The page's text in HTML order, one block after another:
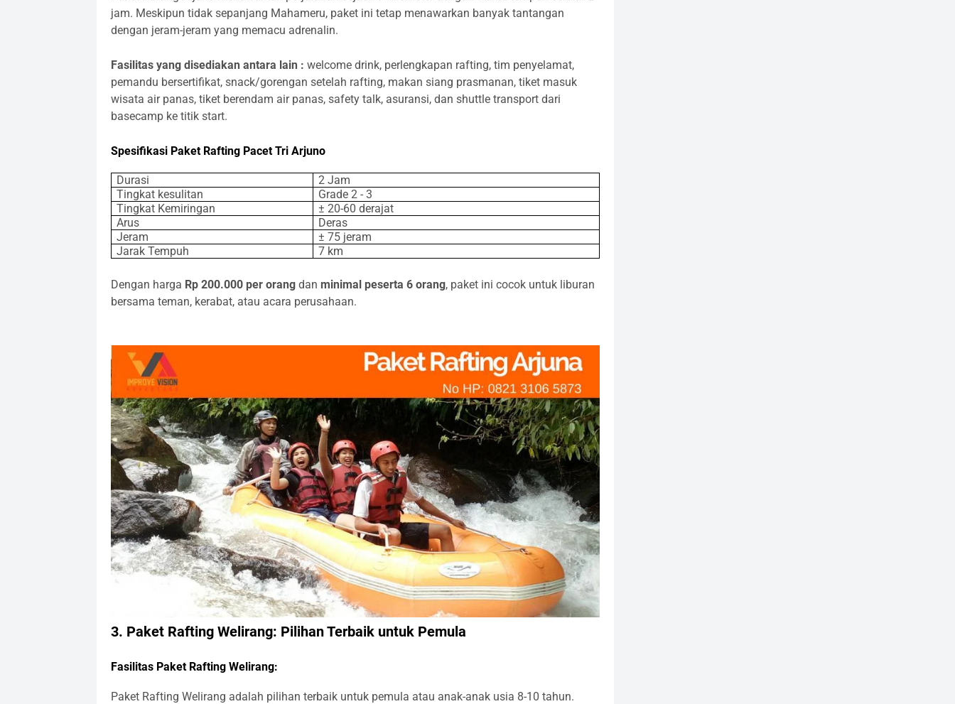
jam. Meskipun tidak sepanjang Mahameru, paket ini tetap menawarkan banyak tantangan
dengan jeram-jeram yang memacu adrenalin.
Fasilitas yang disediakan antara lain : welcome drink, perlengkapan rafting, tim penyelamat,
pemandu bersertifikat, snack/gorengan setelah rafting, makan siang prasmanan, tiket masuk
wisata air panas, tiket berendam air panas, safety talk, asuransi, dan shuttle transport dari
basecamp ke titik start.
Spesifikasi Paket Rafting Pacet Tri Arjuno
Durasi
2 Jam
Tingkat kesulitan
Grade 2 - 3
Tingkat Kemiringan
± 20-60 derajat
Arus
Deras
Jeram
± 75 jeram
Jarak Tempuh
7 km
Dengan harga Rp 200.000 per orangdan minimal peserta 6 orang, paket ini cocok untuk liburan
bersama teman, kerabat, atau acara perusahaan.
3. Paket Rafting Welirang: Pilihan Terbaik untuk Pemula
Fasilitas Paket Rafting Welirang:
Paket Rafting Welirang adalah pilihan terbaik untuk pemula atau anak-anak usia 8-10 tahun.